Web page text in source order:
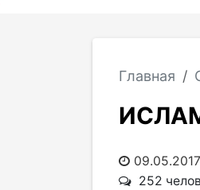
Главная
09.05.2017
252